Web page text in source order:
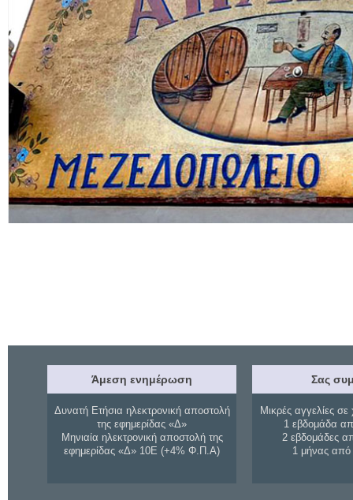
Άμεση ενημέρωση
Δυνατή Ετήσια ηλεκτρονική αποστολή
της εφημερίδας «Δ»
Μηνιαία ηλεκτρονική αποστολή της
εφημερίδας «Δ» 10Ε (+4% Φ.Π.Α)
Σας
Μικρές αγγελίες σε
1 εβδομάδα
2 εβδομάδες
1 μήνας